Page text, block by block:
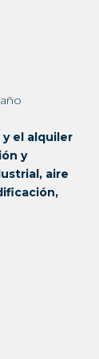
el alquiler
y
aire